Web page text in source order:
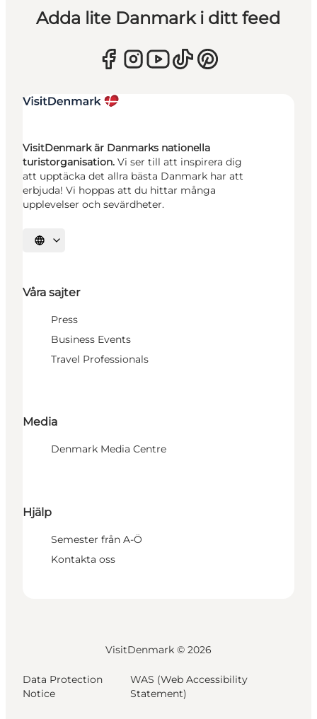
Adda lite Danmark i ditt feed
VisitDenmark är Danmarks nationella
turistorganisation. Vi ser till att inspirera dig
att upptäcka det allra bästa Danmark har att
erbjuda! Vi hoppas att du hittar många
upplevelser och sevärdheter.
Välj språk
Våra sajter
Press
Business Events
Travel Professionals
Media
Denmark Media Centre
Hjälp
Semester från A-Ö
Kontakta oss
VisitDenmark © 2026
Data Protection
Notice
WAS (Web Accessibility
Statement)